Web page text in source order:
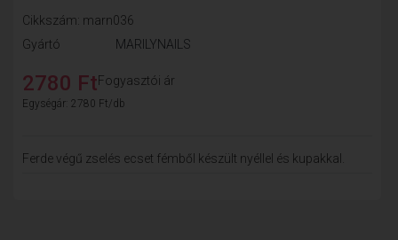
Cikkszám: marn036
Gyártó
MARILYNAILS
Fogyasztói ár
2780 Ft
Egységár: 2780 Ft/db
Ferde végű zselés ecset fémből készült nyéllel és kupakkal.